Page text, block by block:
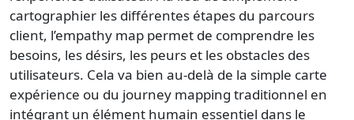
cartographier les différentes étapes du parcours
client, l’empathy map permet de comprendre les
besoins, les désirs, les peurs et les obstacles des
utilisateurs. Cela va bien au-delà de la simple carte
expérience ou du journey mapping traditionnel en
intégrant un élément humain essentiel dans le